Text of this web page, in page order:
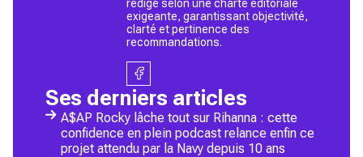
rédigé selon une charte éditoriale
exigeante, garantissant objectivité,
clarté et pertinence des
recommandations.
Ses derniers articles
A$AP Rocky lâche tout sur Rihanna : cette
confidence en plein podcast relance enfin ce
projet attendu par la Navy depuis 10 ans